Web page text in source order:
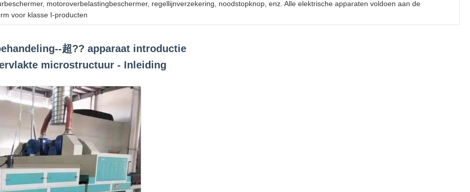
motoroverbelastingbeschermer, regellijnverzekering, noodstopknop, enz. Alle elektrische apparaten voldoen aan de
voor klasse I-producten
超?? apparaat introductie
microstructuur - Inleiding